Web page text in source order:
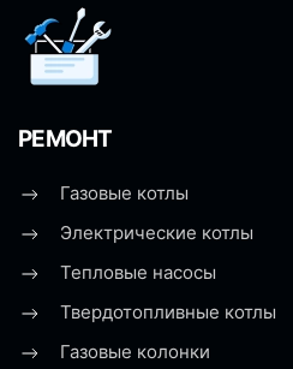
РЕМОНТ
Газовые котлы
Электрические котлы
Тепловые насосы
Твердотопливные котлы
Газовые колонки